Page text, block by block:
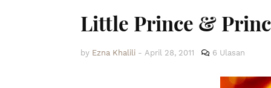
Little Prince &
by Ezna Khalili - April 28, 2011 6 Ulasan